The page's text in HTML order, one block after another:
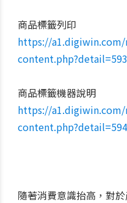
商品標籤列印
https://
content.php?detail=593
商品標籤機器說明
https://
content.php?detail=594
隨著消費意識抬高，對